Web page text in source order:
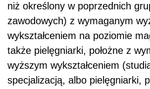
niż określony w poprzednich
zawodowych) z wymaganym
wykształceniem na poziomie
także pielęgniarki, położne z
wyższym wykształceniem
specjalizacją, albo pielęgniarki,